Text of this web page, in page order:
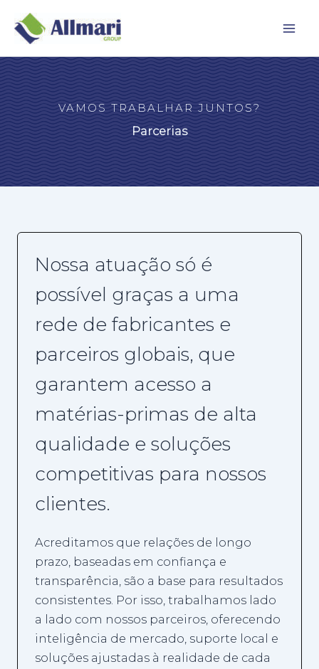
para
conteúdo
VAMOS TRABALHAR JUNTOS?
Parcerias
Nossa atuação só é
possível graças a uma
rede de fabricantes e
parceiros globais, que
garantem acesso a
matérias-primas de alta
qualidade e soluções
competitivas para nossos
clientes.
Acreditamos que relações de longo
prazo, baseadas em confiança e
transparência, são a base para resultados
consistentes. Por isso, trabalhamos lado
a lado com nossos parceiros, oferecendo
inteligência de mercado, suporte local e
soluções ajustadas à realidade de cada